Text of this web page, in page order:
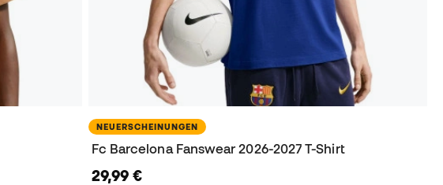
NEUERSCHEINUNGEN
Fc Barcelona Fanswear 2026-2027 T-Shirt
29,99 €